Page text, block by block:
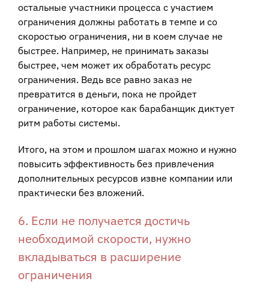
остальные участники процесса с участием
ограничения должны работать в темпе и со
скоростью ограничения, ни в коем случае не
быстрее. Например, не принимать заказы
быстрее, чем может их обработать ресурс
ограничения. Ведь все равно заказ не
превратится в деньги, пока не пройдет
ограничение, которое как барабанщик диктует
ритм работы системы.
Итого, на этом и прошлом шагах можно и нужно
повысить эффективность без привлечения
дополнительных ресурсов извне компании или
практически без вложений.
6. Если не получается достичь
необходимой скорости, нужно
вкладываться в расширение
ограничения